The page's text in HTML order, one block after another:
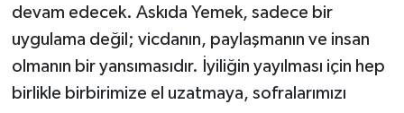
devam edecek. Askıda Yemek, sadece bir
uygulama değil; vicdanın, paylaşmanın ve insan
olmanın bir yansımasıdır. İyiliğin yayılması için hep
birlikle birbirimize el uzatmaya, sofralarımızı